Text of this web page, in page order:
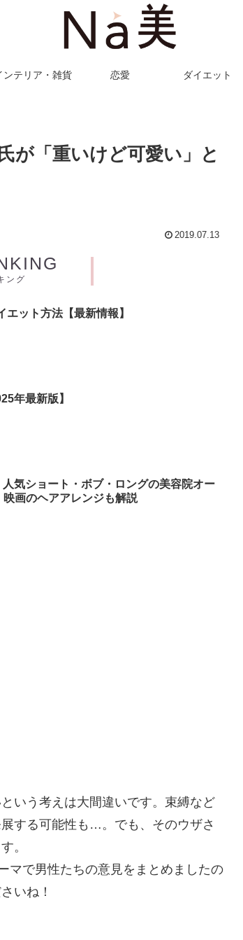
ンテリア・雑貨 恋愛 ダイエット
が「重いけど可愛い」と
2019.07.13
ング
ット方法【最新情報】
年最新版】
人気ショート・ボブ・ロングの美容院オー
画のヘアアレンジも解説
いう考えは大間違いです。束縛など
する可能性も…。でも、そのウザさ
。
マで男性たちの意見をまとめましたの
いね！